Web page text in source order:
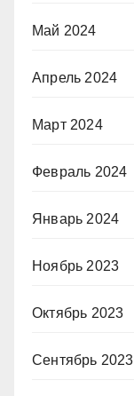
Май 2024
Апрель 2024
Март 2024
Февраль 2024
Январь 2024
Ноябрь 2023
Октябрь 2023
Сентябрь 2023